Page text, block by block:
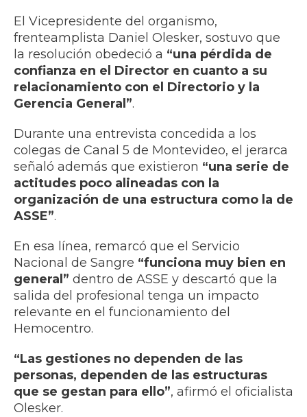
El Vicepresidente del organismo,
frenteamplista Daniel Olesker, sostuvo que
la resolución obedeció a “una pérdida de
confianza en el Director en cuanto a su
relacionamiento con el Directorio y la
Gerencia General”.
Durante una entrevista concedida a los
colegas de Canal 5 de Montevideo, el jerarca
señaló además que existieron “una serie de
actitudes poco alineadas con la
organización de una estructura como la de
ASSE”.
En esa línea, remarcó que el Servicio
Nacional de Sangre “funciona muy bien en
general” dentro de ASSE y descartó que la
salida del profesional tenga un impacto
relevante en el funcionamiento del
Hemocentro.
“Las gestiones no dependen de las
personas, dependen de las estructuras
que se gestan para ello”, afirmó el oficialista
Olesker.